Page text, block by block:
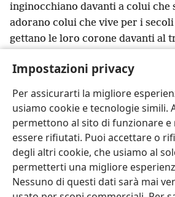
Impostazioni privacy
Per assicurarti la migliore
usiamo cookie e tecnologie simili.
permettono al sito di funzionare e
essere rifiutati. Puoi accettare o
degli altri cookie, che usiamo al
permetterti una migliore
Nessuno di questi dati sarà mai
inginocchiano davanti a colui che
adorano colui che vive per i
gettano le loro corone davanti al
gloria,+l’onore+ e la potenza,
tutte le cose,
e per tua volontà
state create!”
Italiano Condividi
Copyright© 2026 Watch Tower Bible and
Condizioni d’uso Informativa sulla